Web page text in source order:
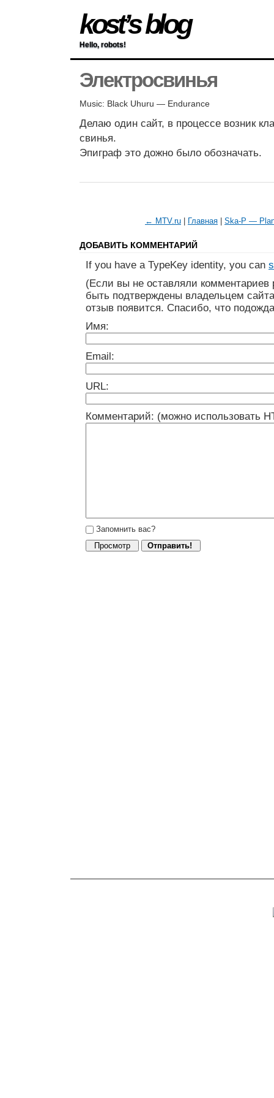
kost’s blog
Hello, robots!
Электросвинья
Music: Black Uhuru — Endurance
Делаю один сайт, в процессе возник
свинья.
Эпиграф это дожно было обозначать.
← MTV.ru Главная Ska-P —
ДОБАВИТЬ КОММЕНТАРИЙ
If you have a TypeKey identity, you can
(Если вы не оставляли
быть подтверждены владельцем
отзыв появится. Спасибо, что
Имя:
Email:
URL:
Комментарий: (можно использовать
Запомнить вас?